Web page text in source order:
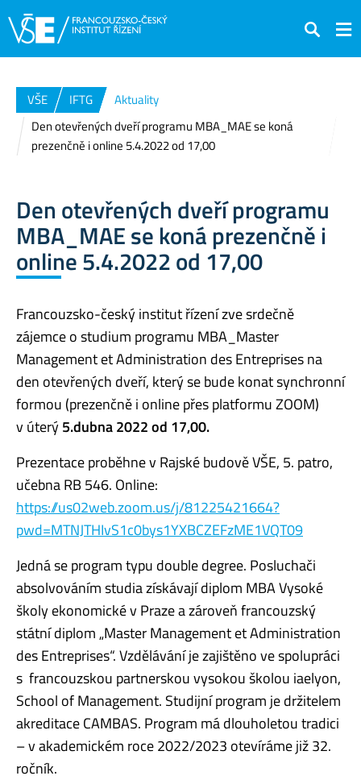
Hledat
VŠE IFTG
Aktuality
Den otevřených dveří programu MBA_MAE se koná
prezenčně i online 5.4.2022 od 17,00
Den otevřených dveří programu
MBA_MAE se koná prezenčně i
online 5.4.2022 od 17,00
Francouzsko-český institut řízení zve srdečně
zájemce o studium programu MBA_Master
Management et Administration des Entreprises na
den otevřených dveří, který se bude konat synchronní
formou (prezenčně i online přes platformu ZOOM)
v úterý5.dubna 2022 od 17,00.
Prezentace proběhne v Rajské budově VŠE, 5. patro,
učebna RB 546. Online:
https://us02web.zoom.us/j/81225421664?
pwd=MTNJTHIvS1c0bys1YXBCZEFzME1VQT09
Jedná se program typu double degree. Posluchači
absolvováním studia získávají diplom MBA Vysoké
školy ekonomické v Praze a zároveň francouzský
státní diplom „Master Management et Administration
des Entreprises“. Vzdělávání je zajištěno ve spolupráci
s francouzskou partnerskou vysokou školou iaelyon,
School of Management. Studijní program je držitelem
akreditace CAMBAS. Program má dlouholetou tradici
– v akademickém roce 2022/2023 otevíráme již 32.
ročník.